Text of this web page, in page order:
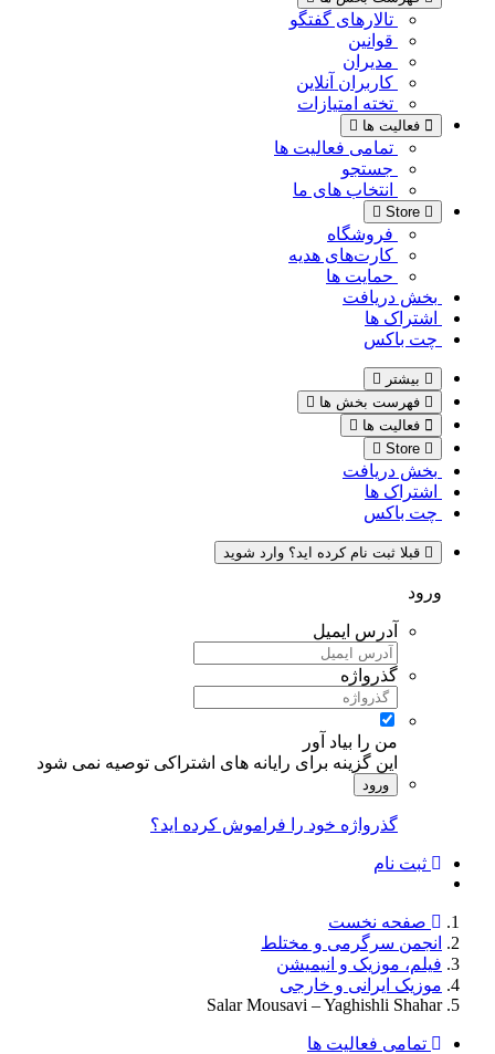
تالارهای گفتگو
قوانین
مدیران
کاربران آنلاین
تخته امتیازات
فعالیت ها
تمامی فعالیت ها
جستجو
انتخاب های ما
Store
فروشگاه
کارت‌های هدیه
حمایت ها
بخش دریافت
اشتراک ها
چت باکس
بیشتر
فهرست بخش ها
فعالیت ها
Store
بخش دریافت
اشتراک ها
چت باکس
قبلا ثبت نام کرده اید؟ وارد شوید
ورود
آدرس ایمیل
گذرواژه
من را بیاد آور
این گزینه برای رایانه های اشتراکی توصیه نمی شود
ورود
گذرواژه خود را فراموش کرده اید؟
ثبت نام
صفحه نخست
انجمن سرگرمی و مختلط
فیلم، موزیک و انیمیشن
موزیک ایرانی و خارجی
Salar Mousavi – Yaghishli Shahar
تمامی فعالیت ها